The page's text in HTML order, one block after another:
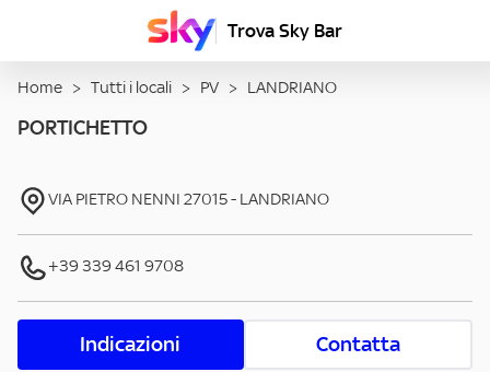
Trova Sky Bar
Home > Tutti i locali > PV > LANDRIANO
PORTICHETTO
VIA PIETRO NENNI 27015- LANDRIANO
+39 339 461 9708
Indicazioni Contatta